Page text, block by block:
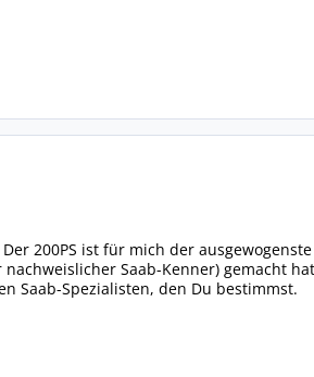
200PS ist für mich der
Saab-Kenner) gemacht
Saab-Spezialisten, den Du bestimmst.